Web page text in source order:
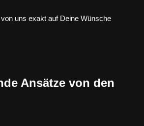
uns exakt auf Deine Wünsche
Ansätze von den